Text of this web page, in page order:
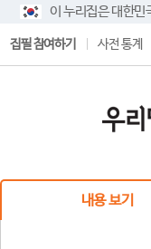
이 누리집은 대한민
집필 참여하기 사전 통계
내용 보기